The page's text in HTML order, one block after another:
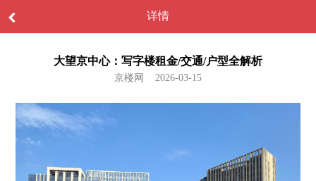
详情
大望京中心：写字楼租金/交通/户型全解析
京楼网 2026-03-15